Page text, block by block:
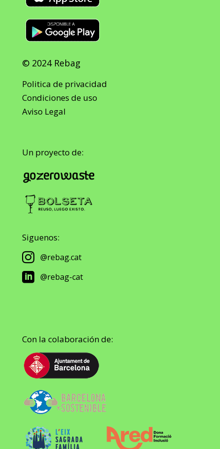
© 2024 Rebag
Politica de privacidad
Condiciones de uso
Aviso Legal
Un proyecto de:
Siguenos:
 @rebag.cat
 @rebag-cat
Con la colaboración de: